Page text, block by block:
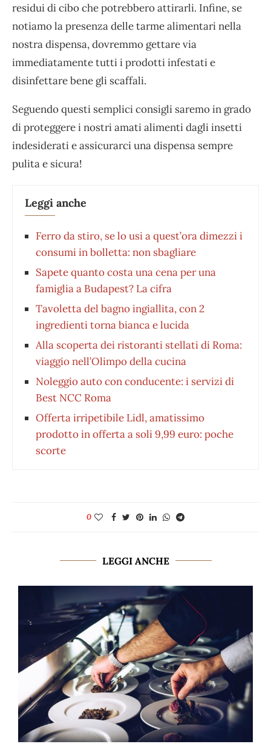
residui di cibo che potrebbero attirarli. Infine, se
notiamo la presenza delle tarme alimentari nella
nostra dispensa, dovremmo gettare via
immediatamente tutti i prodotti infestati e
disinfettare bene gli scaffali.
Seguendo questi semplici consigli saremo in grado
di proteggere i nostri amati alimenti dagli insetti
indesiderati e assicurarci una dispensa sempre
pulita e sicura!
Leggi anche
Ferro da stiro, se lo usi a quest’ora dimezzi i
consumi in bolletta: non sbagliare
Sapete quanto costa una cena per una
famiglia a Budapest? La cifra
Tavoletta del bagno ingiallita, con 2
ingredienti torna bianca e lucida
Alla scoperta dei ristoranti stellati di Roma:
viaggio nell’Olimpo della cucina
Noleggio auto con conducente: i servizi di
Best NCC Roma
Offerta irripetibile Lidl, amatissimo
prodotto in offerta a soli 9,99 euro: poche
scorte
0
LEGGI ANCHE